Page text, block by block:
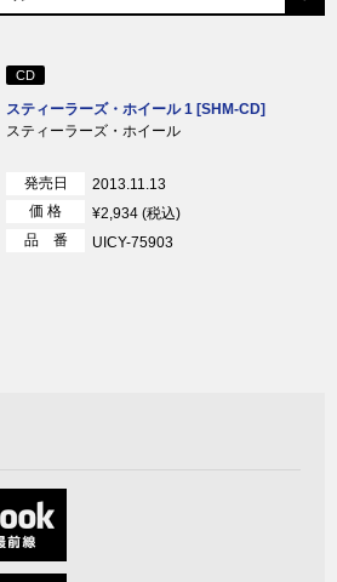
CD
スティーラーズ・ホイール 1 [SHM-CD]
スティーラーズ・ホイール
発売日
2013.11.13
価 格
¥2,934 (税込)
品 番
UICY-75903